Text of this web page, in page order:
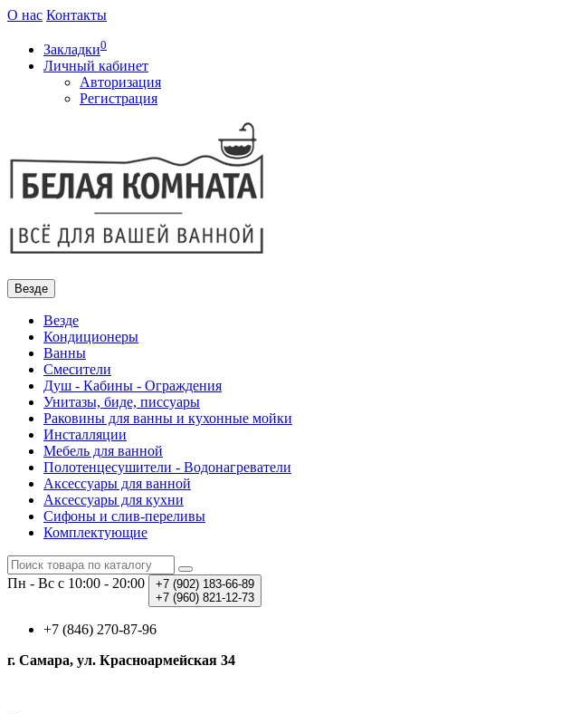
О нас Контакты
Закладки0
Личный кабинет
Авторизация
Регистрация
Везде
Везде
Кондиционеры
Ванны
Смесители
Душ - Кабины - Ограждения
Унитазы, биде, писсуары
Раковины для ванны и кухонные мойки
Инсталляции
Мебель для ванной
Полотенцесушители - Водонагреватели
Аксессуары для ванной
Аксессуары для кухни
Сифоны и слив-переливы
Комплектующие
Пн - Вс с 10:00 - 20:00 +7 (902) 183-66-89
+7 (960) 821-12-73
+7 (846) 270-87-96
г. Самара, ул. Красноармейская 34